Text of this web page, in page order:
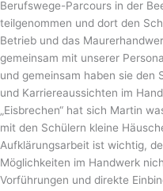
Berufswege-Parcours in der
teilgenommen und dort den
Betrieb und das
gemeinsam mit unserer
und gemeinsam haben sie den
und Karriereaussichten im
„Eisbrechen“ hat sich Martin
mit den Schülern kleine
Aufklärungsarbeit ist wichtig,
Möglichkeiten im Handwerk
Vorführungen und direkte